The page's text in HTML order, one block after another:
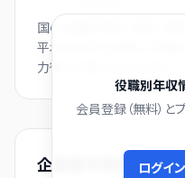
役職別年収
会員登録（無料）と
ログイン
国の役職別賃金（部長・課
平均年収から逆算した推計
力後にご覧いただけます。
企業基本情報